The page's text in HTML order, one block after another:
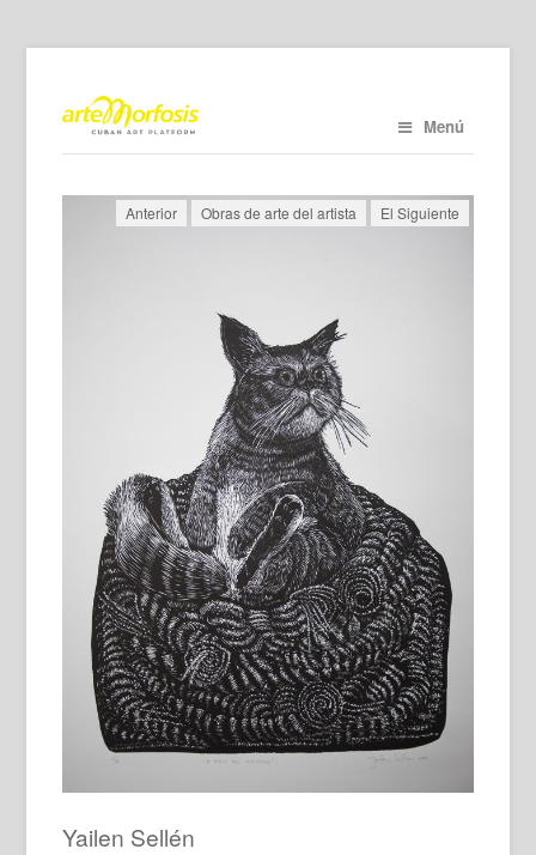
Menú
Anterior Obras de arte del artista El Siguiente
Yailen Sellén